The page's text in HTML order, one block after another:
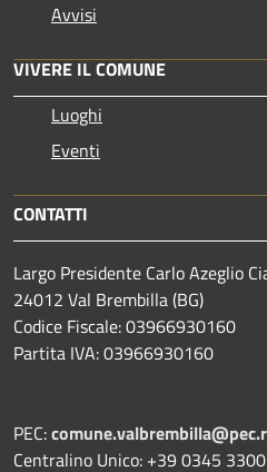
Avvisi
VIVERE IL COMUNE
Luoghi
Eventi
CONTATTI
Largo Presidente Carlo Azeglio
24012 Val Brembilla (BG)
Codice Fiscale: 03966930160
Partita IVA: 03966930160
PEC:
Centralino Unico: +39 0345